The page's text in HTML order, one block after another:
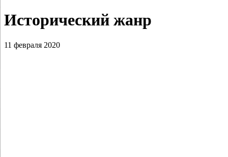
Исторический жанр
11 февраля 2020